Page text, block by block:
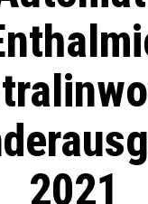
2021